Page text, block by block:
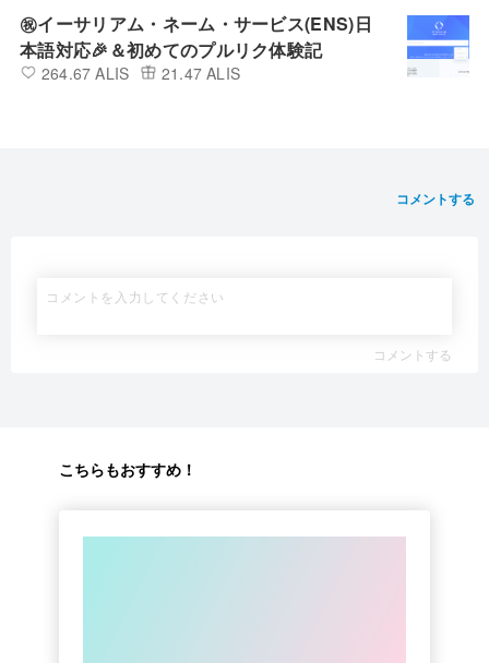
㊗イーサリアム・ネーム・サービス(ENS)日
本語対応🎉＆初めてのプルリク体験記
264.67 ALIS 21.47 ALIS
コメントする
コメントする
こちらもおすすめ！